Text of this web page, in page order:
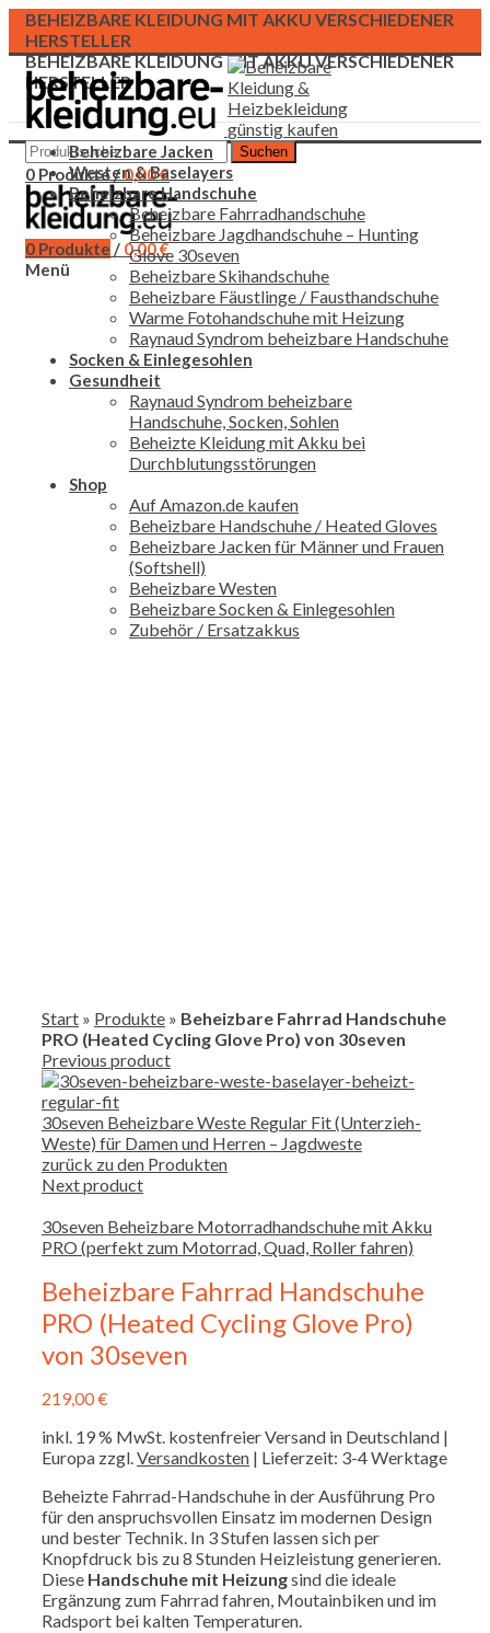
BEHEIZBARE KLEIDUNG MIT AKKU VERSCHIEDENER
HERSTELLER
BEHEIZBARE KLEIDUNG MIT AKKU VERSCHIEDENER
HERSTELLER
Suchen
0 Produkte/0,00€
0 Produkte / 0,00€
Menü
Beheizbare Jacken
Westen & Baselayers
Beheizbare Handschuhe
Beheizbare Fahrradhandschuhe
Beheizbare Jagdhandschuhe – Hunting
Glove 30seven
Beheizbare Skihandschuhe
Beheizbare Fäustlinge / Fausthandschuhe
Warme Fotohandschuhe mit Heizung
Raynaud Syndrom beheizbare Handschuhe
Socken & Einlegesohlen
Gesundheit
Raynaud Syndrom beheizbare
Handschuhe, Socken, Sohlen
Beheizte Kleidung mit Akku bei
Durchblutungsstörungen
Shop
Auf Amazon.de kaufen
Beheizbare Handschuhe / Heated Gloves
Beheizbare Jacken für Männer und Frauen
(Softshell)
Beheizbare Westen
Beheizbare Socken & Einlegesohlen
Zubehör / Ersatzakkus
Start » Produkte » Beheizbare Fahrrad Handschuhe
PRO (Heated Cycling Glove Pro) von 30seven
Previous product
30seven Beheizbare Weste Regular Fit (Unterzieh-
Weste) für Damen und Herren – Jagdweste
zurück zu den Produkten
Next product
30seven Beheizbare Motorradhandschuhe mit Akku
PRO (perfekt zum Motorrad, Quad, Roller fahren)
Beheizbare Fahrrad Handschuhe
PRO (Heated Cycling Glove Pro)
von 30seven
219,00€
inkl. 19 % MwSt. kostenfreier Versand in Deutschland |
Europa zzgl.Versandkosten | Lieferzeit: 3-4 Werktage
Beheizte Fahrrad-Handschuhe in der Ausführung Pro
für den anspruchsvollen Einsatz im modernen Design
und bester Technik. In 3 Stufen lassen sich per
Knopfdruck bis zu 8 Stunden Heizleistung generieren.
Diese Handschuhe mit Heizungsind die ideale
Ergänzung zum Fahrrad fahren, Moutainbiken und im
Radsport bei kalten Temperaturen.